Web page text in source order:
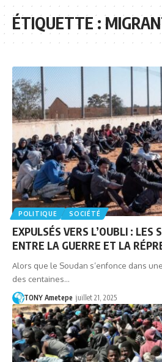
ÉTIQUETTE :
POLITIQUE SOCIÉTÉ
EXPULSÉS VERS L’OUBLI : LES
ENTRE LA GUERRE ET LA
Alors que le Soudan s’enfonce dans
des centaines…
TONY Ametepe juillet 21, 2025